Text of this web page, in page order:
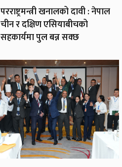
परराष्ट्रमन्त्री खनालको दावी : नेपाल
चीन र दक्षिण एसियाबीचको
सहकार्यमा पुल बन्न सक्छ